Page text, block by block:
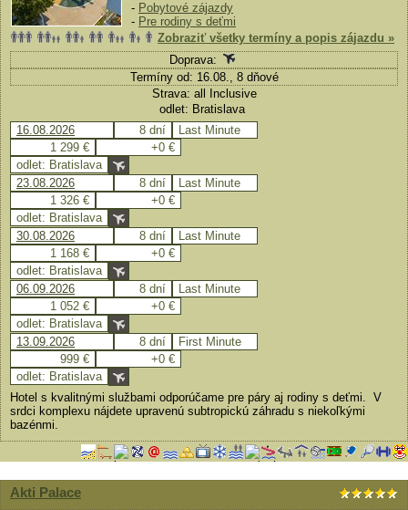
- Pobytové zájazdy
- Pre rodiny s deťmi
Zobraziť všetky termíny a popis zájazdu »
Doprava:
Termíny od: 16.08., 8 dňové
Strava: all Inclusive
odlet: Bratislava
16.08.2026
8 dní
Last Minute
1 299 €
+0 €
odlet: Bratislava
23.08.2026
8 dní
Last Minute
1 326 €
+0 €
odlet: Bratislava
30.08.2026
8 dní
Last Minute
1 168 €
+0 €
odlet: Bratislava
06.09.2026
8 dní
Last Minute
1 052 €
+0 €
odlet: Bratislava
13.09.2026
8 dní
First Minute
999 €
+0 €
odlet: Bratislava
Hotel s kvalitnými službami odporúčame pre páry aj rodiny s deťmi. V
srdci komplexu nájdete upravenú subtropickú záhradu s niekoľkými
bazénmi.
Akti Palace